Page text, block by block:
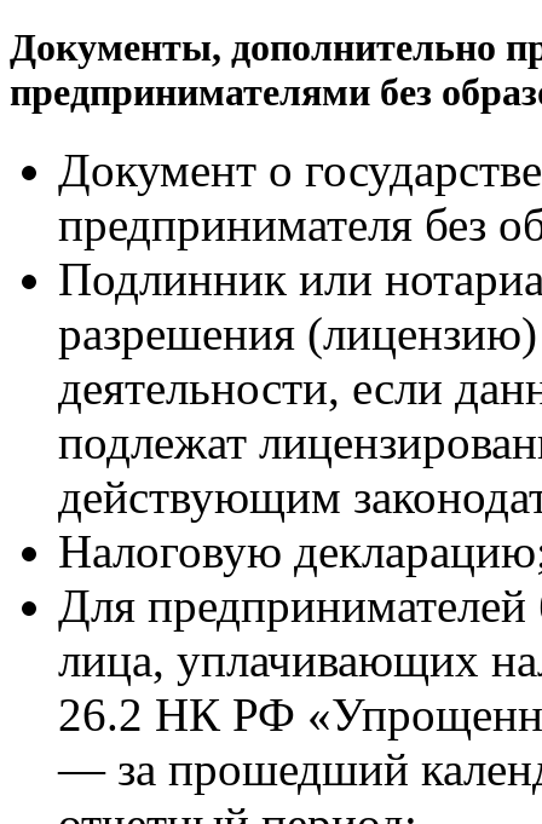
Документы, дополнительно
предпринимателями без
Документ о
предпринимателя без
Подлинник или
разрешения
деятельности, если
подлежат
действующим
Налоговую
Для предпринимателей
лица, уплачивающих
26.2 НК РФ
— за прошедший